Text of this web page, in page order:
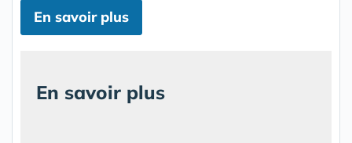
En savoir plus
En savoir plus